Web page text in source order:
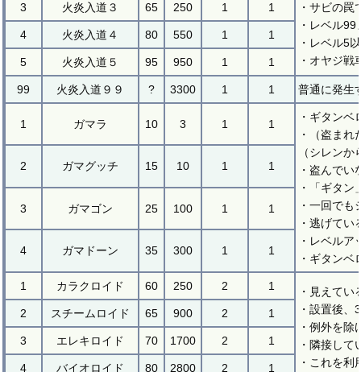
・サビの罠
・レベル
・レベル5
・オヤジ
3 火炎入道３ 65 250 1 1
4 火炎入道４ 80 550 1 1
5 火炎入道５ 95 950 1 1
99 火炎入道９９ ? 3300 1 1 普通に発生
1 ガマラ 10 3 1 1
・ギタン
・（盗ま
（シレン
・盗んで
・「ギタ
・一回で
・逃げてい
・レベル
・ギタン
2 ガマグッチ 15 10 1 1
3 ガマゴン 25 100 1 1
4 ガマドーン 35 300 1 1
1 カラクロイド 60 250 2 1
・見えてい
・設置後
・例外を
・隣接し
・これを利
2 スチームロイド 65 900 2 1
3 エレキロイド 70 1700 2 1
4 バイオロイド 80 2800 2 1